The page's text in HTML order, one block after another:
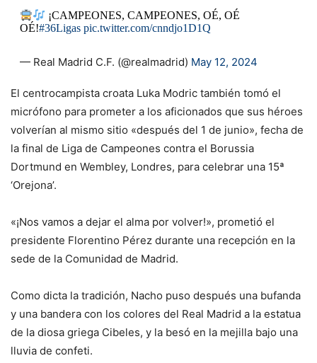
¡CAMPEONES, CAMPEONES, OÉ, OÉ
OÉ!#36Ligas pic.twitter.com/cnndjo1D1Q
— Real Madrid C.F. (@realmadrid) May 12, 2024
El centrocampista croata Luka Modric también tomó el
micrófono para prometer a los aficionados que sus héroes
volverían al mismo sitio «después del 1 de junio», fecha de
la final de Liga de Campeones contra el Borussia
Dortmund en Wembley, Londres, para celebrar una 15ª
‘Orejona’.
«¡Nos vamos a dejar el alma por volver!», prometió el
presidente Florentino Pérez durante una recepción en la
sede de la Comunidad de Madrid.
Como dicta la tradición, Nacho puso después una bufanda
y una bandera con los colores del Real Madrid a la estatua
de la diosa griega Cibeles, y la besó en la mejilla bajo una
lluvia de confeti.